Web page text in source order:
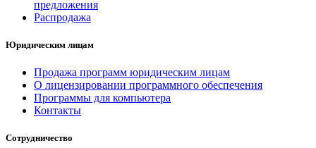
предложения
Распродажа
Юридическим лицам
Продажа программ юридическим лицам
О лицензировании программного обеспечения
Программы для компьютера
Контакты
Сотрудничество